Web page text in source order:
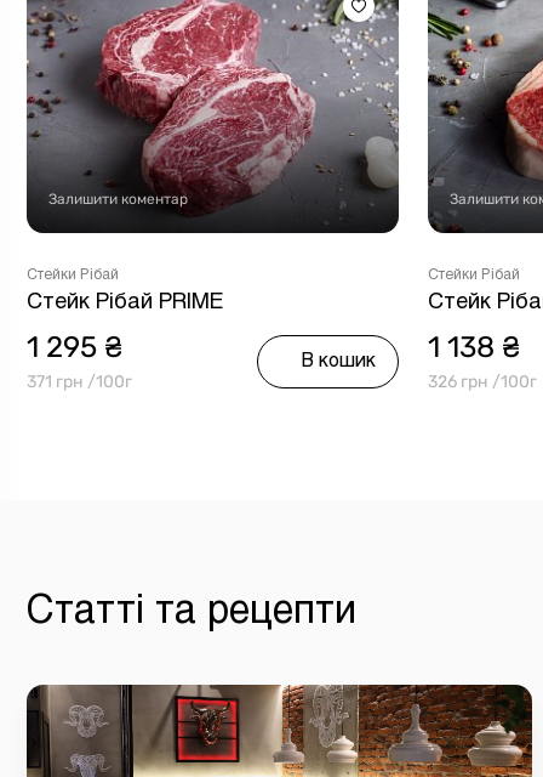
Залишити коментар
Стейки Рібай
Стейк Рібай PRIME
1 295 ₴
371 грн /100г
В кошик
Залишити
Стейки Рібай
Стейк
1 138 ₴
326 грн /100г
Статті та рецепти